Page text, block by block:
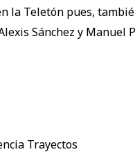
la Teletón pues,
Sánchez y Manuel
Trayectos